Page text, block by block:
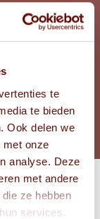
te
te bieden
Ook delen we
met onze
analyse. Deze
met andere
ze hebben
services.
Holland